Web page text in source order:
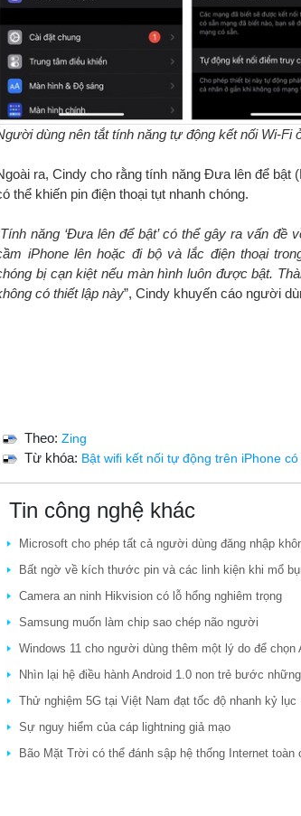
dùng nên tắt tính năng tự động kết nối Wi-Fi
ra, Cindy cho rằng tính năng Đưa lên để bật
thể khiến pin điện thoại tụt nhanh chóng.
Tính năng ‘Đưa lên để bật’ có thể gây ra vấn đề
iPhone lên hoặc đi bộ và lắc điện thoại
bị cạn kiệt nếu màn hình luôn được bật.
có thiết lập này”, Cindy khuyến cáo người
Theo: Zing
Từ khóa: Bật wifi kết nối tự động trên iPhone
Tin công nghệ khác
Microsoft cho phép tất cả người dùng đăng nhập
Bất ngờ về kích thước pin và các linh kiện khi mổ
Camera an ninh Hikvision có lỗ hổng nghiêm trọng
Samsung muốn làm chip sao chép não người
Windows 11 cho người dùng thêm một lý do để chọn
Nhìn lại hệ điều hành Android 1.0 non trẻ bước
Thử nghiệm 5G tại Việt Nam đạt tốc độ nhanh kỷ lục
Sự nguy hiểm của cáp lightning giả mạo
Bão Mặt Trời có thể đánh sập hệ thống Internet toàn